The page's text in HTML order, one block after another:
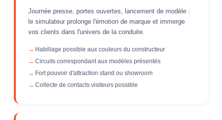
Journée presse, portes ouvertes, lancement de modèle :
le simulateur prolonge l'émotion de marque et immerge
vos clients dans l'univers de la conduite.
Habillage possible aux couleurs du constructeur
Circuits correspondant aux modèles présentés
Fort pouvoir d'attraction stand ou showroom
Collecte de contacts visiteurs possible